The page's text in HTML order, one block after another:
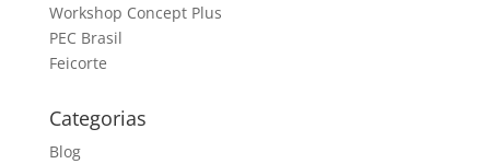
Workshop Concept Plus
PEC Brasil
Feicorte
Categorias
Blog